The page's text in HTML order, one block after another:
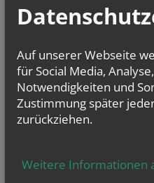
INFOS
TAUFE
ERSTKOMMUNION
FIRMUNG
TRAUUNG
Auf unserer Webseite
für Social Media,
Notwendigkeiten und
Zustimmung später
zurückziehen.
Weitere Informationen